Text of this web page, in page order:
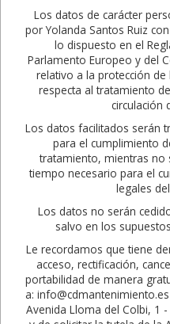
Los datos de carácter
por Yolanda Santos Ruiz
lo dispuesto en el
Parlamento Europeo y del
relativo a la protección
respecta al tratamiento
circulación
Los datos facilitados serán
para el cumplimiento
tratamiento, mientras
tiempo necesario para el
legales
Los datos no serán
salvo en los
Le recordamos que tiene
acceso, rectificación,
portabilidad de manera
a:
Avenida Lloma del Colbi, 1